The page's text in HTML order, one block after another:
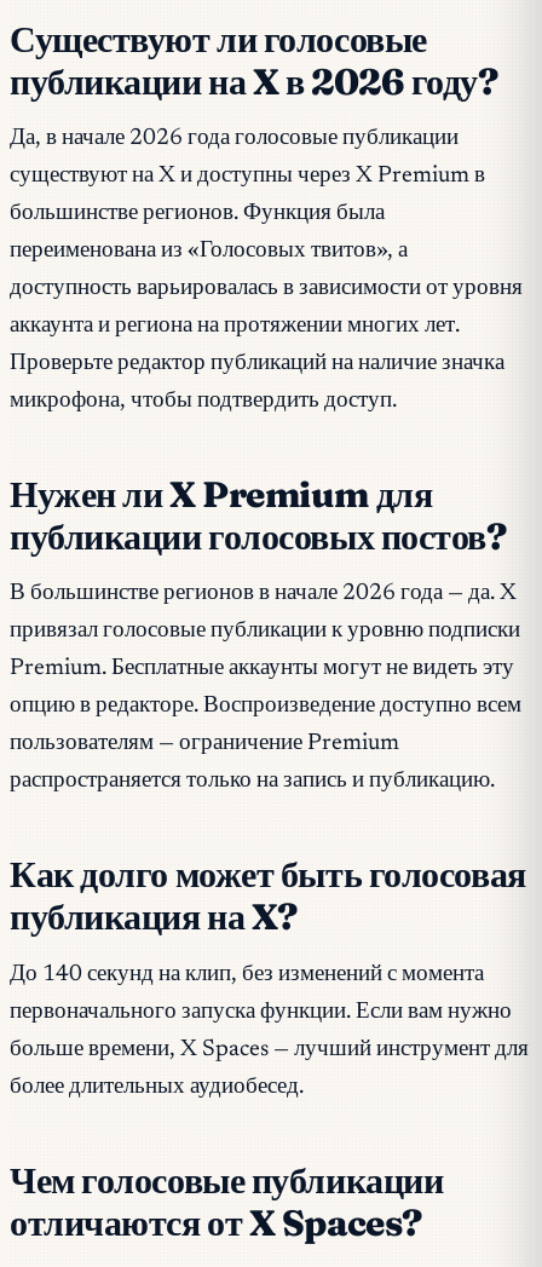
Существуют ли голосовые
публикации на X в 2026 году?
Да, в начале 2026 года голосовые публикации
существуют на X и доступны через X Premium в
большинстве регионов. Функция была
переименована из «Голосовых твитов», а
доступность варьировалась в зависимости от уровня
аккаунта и региона на протяжении многих лет.
Проверьте редактор публикаций на наличие значка
микрофона, чтобы подтвердить доступ.
Нужен ли X Premium для
публикации голосовых постов?
В большинстве регионов в начале 2026 года — да. X
привязал голосовые публикации к уровню подписки
Premium. Бесплатные аккаунты могут не видеть эту
опцию в редакторе. Воспроизведение доступно всем
пользователям — ограничение Premium
распространяется только на запись и публикацию.
Как долго может быть голосовая
публикация на X?
До 140 секунд на клип, без изменений с момента
первоначального запуска функции. Если вам нужно
больше времени, X Spaces — лучший инструмент для
более длительных аудиобесед.
Чем голосовые публикации
отличаются от X Spaces?